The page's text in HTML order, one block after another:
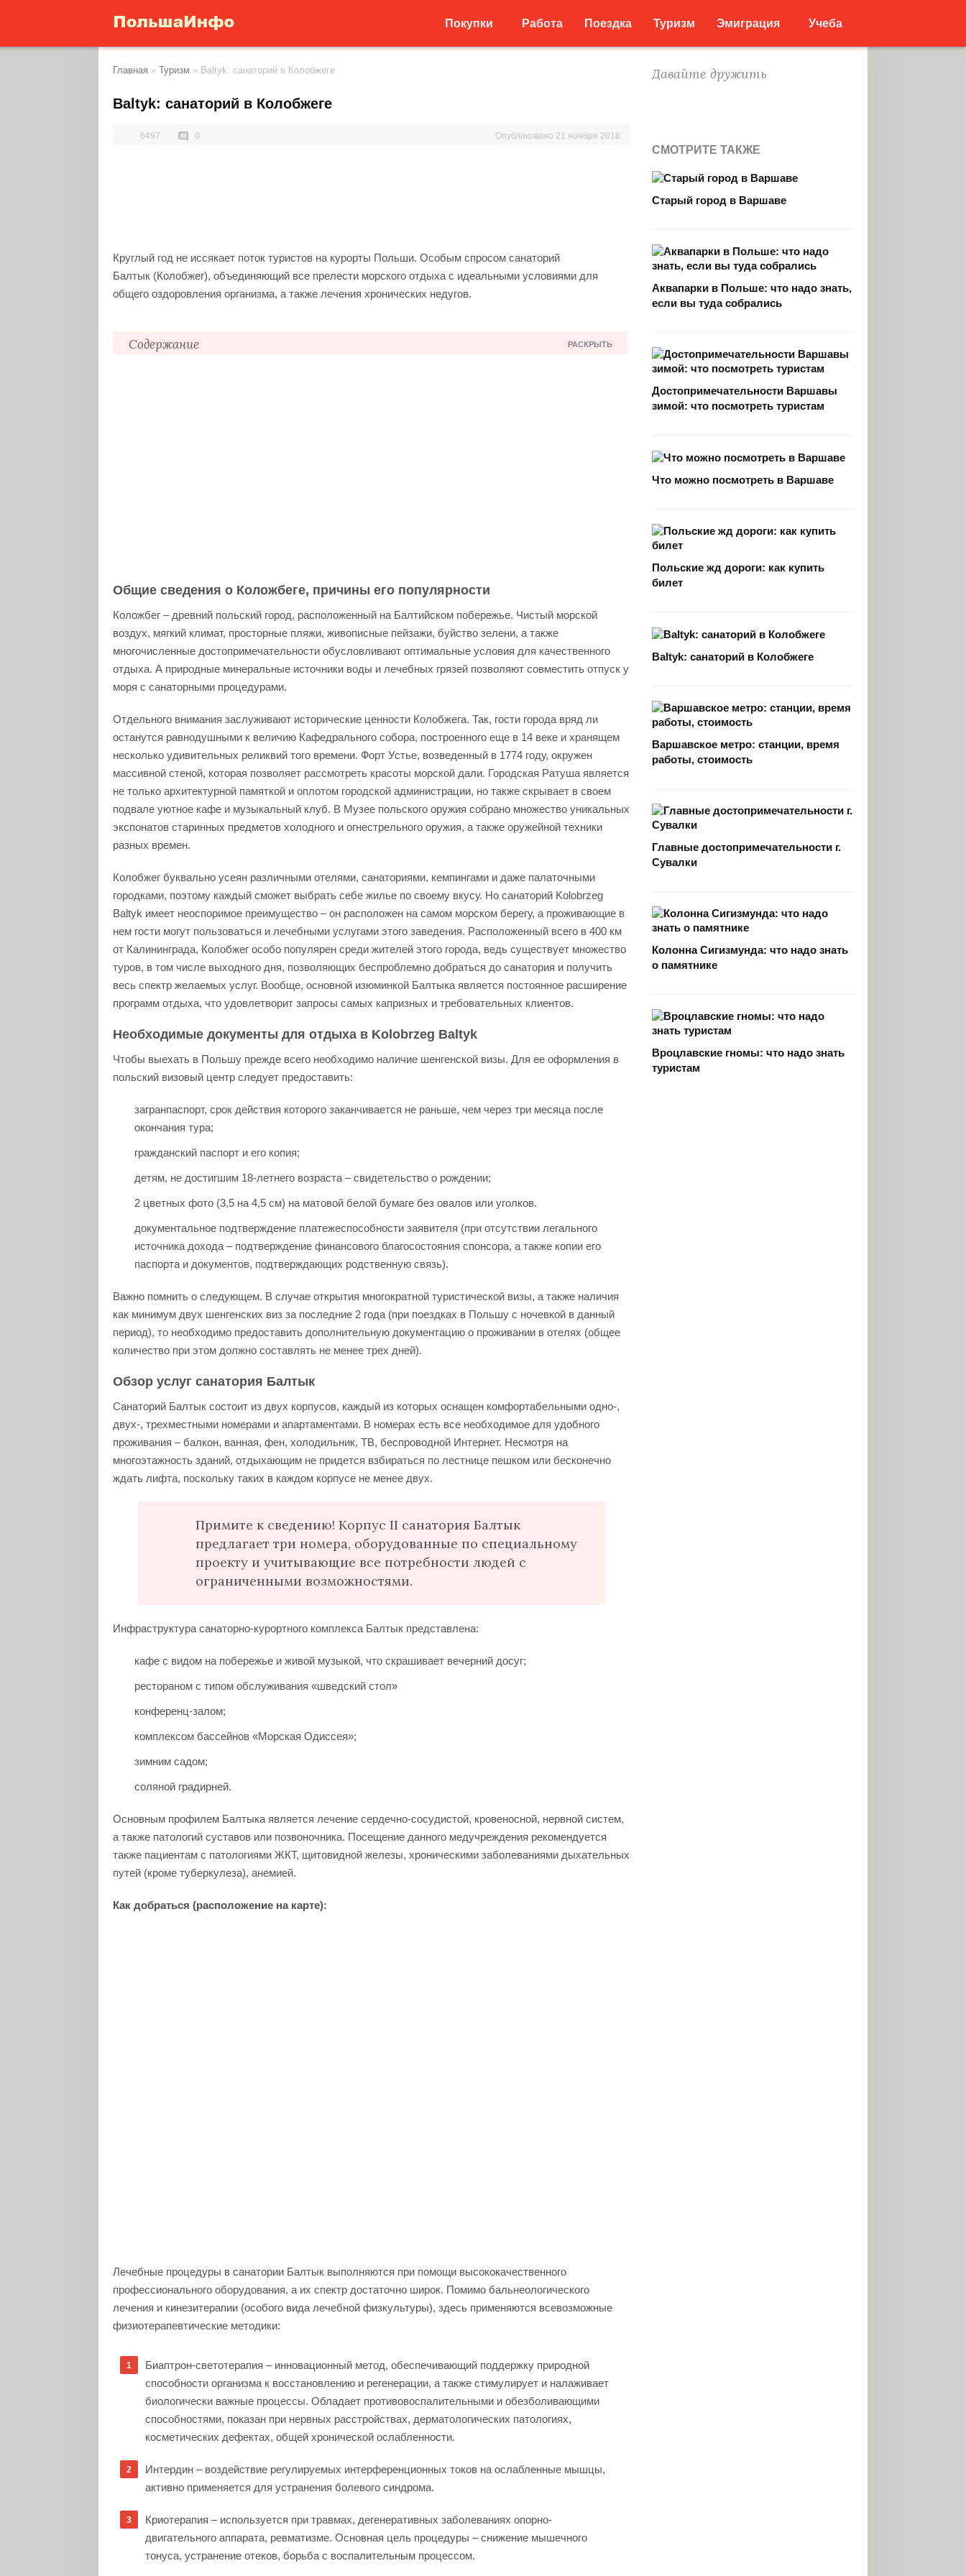
Покупки Работа Поездка Туризм Эмиграция Учеба
Главная » Туризм » Baltyk: санаторий в Колобжеге
Baltyk: санаторий в Колобжеге
6497 0 Опубликовано 21 ноября 2018
Круглый год не иссякает поток туристов на курорты Польши. Особым спросом санаторий
Балтык (Колобжег), объединяющий все прелести морского отдыха с идеальными условиями для
общего оздоровления организма, а также лечения хронических недугов.
Содержание РАСКРЫТЬ
Общие сведения о Коложбеге, причины его популярности
Коложбег – древний польский город, расположенный на Балтийском побережье. Чистый морской
воздух, мягкий климат, просторные пляжи, живописные пейзажи, буйство зелени, а также
многочисленные достопримечательности обусловливают оптимальные условия для качественного
отдыха. А природные минеральные источники воды и лечебных грязей позволяют совместить отпуск у
моря с санаторными процедурами.
Отдельного внимания заслуживают исторические ценности Колобжега. Так, гости города вряд ли
останутся равнодушными к величию Кафедрального собора, построенного еще в 14 веке и хранящем
несколько удивительных реликвий того времени. Форт Устье, возведенный в 1774 году, окружен
массивной стеной, которая позволяет рассмотреть красоты морской дали. Городская Ратуша является
не только архитектурной памяткой и оплотом городской администрации, но также скрывает в своем
подвале уютное кафе и музыкальный клуб. В Музее польского оружия собрано множество уникальных
экспонатов старинных предметов холодного и огнестрельного оружия, а также оружейной техники
разных времен.
Колобжег буквально усеян различными отелями, санаториями, кемпингами и даже палаточными
городками, поэтому каждый сможет выбрать себе жилье по своему вкусу. Но санаторий Kolobrzeg
Baltyk имеет неоспоримое преимущество – он расположен на самом морском берегу, а проживающие в
нем гости могут пользоваться и лечебными услугами этого заведения. Расположенный всего в 400 км
от Калининграда, Колобжег особо популярен среди жителей этого города, ведь существует множество
туров, в том числе выходного дня, позволяющих беспроблемно добраться до санатория и получить
весь спектр желаемых услуг. Вообще, основной изюминкой Балтыка является постоянное расширение
программ отдыха, что удовлетворит запросы самых капризных и требовательных клиентов.
Необходимые документы для отдыха в Kolobrzeg Baltyk
Чтобы выехать в Польшу прежде всего необходимо наличие шенгенской визы. Для ее оформления в
польский визовый центр следует предоставить:
загранпаспорт, срок действия которого заканчивается не раньше, чем через три месяца после
окончания тура;
гражданский паспорт и его копия;
детям, не достигшим 18-летнего возраста – свидетельство о рождении;
2 цветных фото (3,5 на 4,5 см) на матовой белой бумаге без овалов или уголков.
документальное подтверждение платежеспособности заявителя (при отсутствии легального
источника дохода – подтверждение финансового благосостояния спонсора, а также копии его
паспорта и документов, подтверждающих родственную связь).
Важно помнить о следующем. В случае открытия многократной туристической визы, а также наличия
как минимум двух шенгенских виз за последние 2 года (при поездках в Польшу с ночевкой в данный
период), то необходимо предоставить дополнительную документацию о проживании в отелях (общее
количество при этом должно составлять не менее трех дней).
Обзор услуг санатория Балтык
Санаторий Балтык состоит из двух корпусов, каждый из которых оснащен комфортабельными одно-,
двух-, трехместными номерами и апартаментами. В номерах есть все необходимое для удобного
проживания – балкон, ванная, фен, холодильник, ТВ, беспроводной Интернет. Несмотря на
многоэтажность зданий, отдыхающим не придется взбираться по лестнице пешком или бесконечно
ждать лифта, поскольку таких в каждом корпусе не менее двух.
Примите к сведению! Корпус ІІ санатория Балтык
предлагает три номера, оборудованные по специальному
проекту и учитывающие все потребности людей с
ограниченными возможностями.
Инфраструктура санаторно-курортного комплекса Балтык представлена:
кафе с видом на побережье и живой музыкой, что скрашивает вечерний досуг;
рестораном с типом обслуживания «шведский стол»
конференц-залом;
комплексом бассейнов «Морская Одиссея»;
зимним садом;
соляной градирней.
Основным профилем Балтыка является лечение сердечно-сосудистой, кровеносной, нервной систем,
а также патологий суставов или позвоночника. Посещение данного медучреждения рекомендуется
также пациентам с патологиями ЖКТ, щитовидной железы, хроническими заболеваниями дыхательных
путей (кроме туберкулеза), анемией.
Как добраться (расположение на карте):
Лечебные процедуры в санатории Балтык выполняются при помощи высококачественного
профессионального оборудования, а их спектр достаточно широк. Помимо бальнеологического
лечения и кинезитерапии (особого вида лечебной физкультуры), здесь применяются всевозможные
физиотерапевтические методики:
Биаптрон-светотерапия – инновационный метод, обеспечивающий поддержку природной
способности организма к восстановлению и регенерации, а также стимулирует и налаживает
биологически важные процессы. Обладает противовоспалительными и обезболивающими
способностями, показан при нервных расстройствах, дерматологических патологиях,
косметических дефектах, общей хронической ослабленности.
Интердин – воздействие регулируемых интерференционных токов на ослабленные мышцы,
активно применяется для устранения болевого синдрома.
Криотерапия – используется при травмах, дегенеративных заболеваниях опорно-
двигательного аппарата, ревматизме. Основная цель процедуры – снижение мышечного
тонуса, устранение отеков, борьба с воспалительным процессом.
Давайте дружить
СМОТРИТЕ ТАКЖЕ
Старый город в Варшаве
Аквапарки в Польше: что надо знать,
если вы туда собрались
Достопримечательности Варшавы
зимой: что посмотреть туристам
Что можно посмотреть в Варшаве
Польские жд дороги: как купить
билет
Baltyk: санаторий в Колобжеге
Варшавское метро: станции, время
работы, стоимость
Главные достопримечательности г.
Сувалки
Колонна Сигизмунда: что надо знать
о памятнике
Вроцлавские гномы: что надо знать
туристам